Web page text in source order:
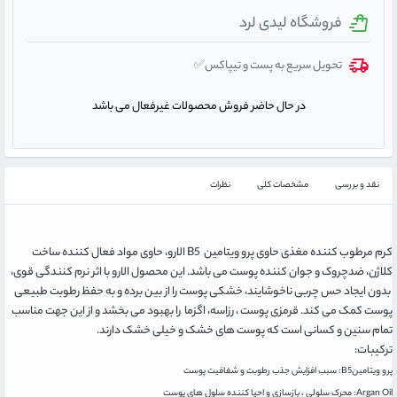
فروشگاه لیدی لرد
تحویل سریع به پست و تیپاکس✅
در حال حاضر فروش محصولات غیرفعال می باشد
نقد و بررسی مشخصات کلی نظرات
کرم مرطوب کننده مغذی حاوی پرو ویتامین B5 الارو، حاوی مواد فعال کننده ساخت
کلاژن، ضدچروک و جوان کننده پوست می باشد. این محصول الارو با اثر نرم کنندگی قوی،
بدون ایجاد حس چربی ناخوشایند، خشکی پوست را از بین برده و به حفظ رطوبت طبیعی
پوست کمک می کند. قرمزی پوست ، رزاسه، اگزما را بهبود می بخشد و از این جهت مناسب
تمام سنین و کسانی است که پوست های خشک و خیلی خشک دارند.
ترکیبات:
پرو ویتامینB5: سبب افزایش جذب رطوبت و شفافیت پوست